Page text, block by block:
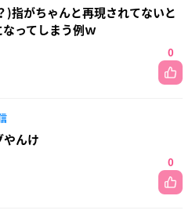
)指がちゃんと再現されてないと
ってしまう例ｗ
0
やんけ
0